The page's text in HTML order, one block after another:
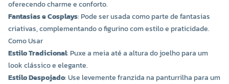
oferecendo charme e conforto.
Fantasias e Cosplays: Pode ser usada como parte de fantasias
criativas, complementando o figurino com estilo e praticidade.
Como Usar
Estilo Tradicional: Puxe a meia até a altura do joelho para um
look clássico e elegante.
Estilo Despojado: Use levemente franzida na panturrilha para um